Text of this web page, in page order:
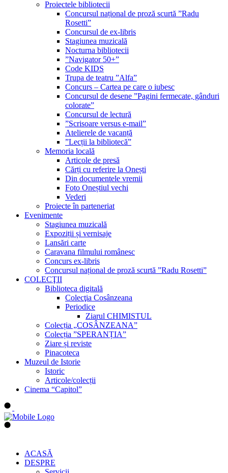
Proiectele bibliotecii
Concursul național de proză scurtă ”Radu
Rosetti”
Concursul de ex-libris
Stagiunea muzicală
Nocturna bibliotecii
”Navigator 50+”
Code KIDS
Trupa de teatru ”Alfa”
Concurs – Cartea pe care o iubesc
Concursul de desene ”Pagini fermecate, gânduri
colorate”
Concursul de lectură
”Scrisoare versus e-mail”
Atelierele de vacanță
”Lecții la bibliotecă”
Memoria locală
Articole de presă
Cărți cu referire la Onești
Din documentele vremii
Foto Oneștiul vechi
Vederi
Proiecte în parteneriat
Evenimente
Stagiunea muzicală
Expoziții și vernisaje
Lansări carte
Caravana filmului românesc
Concurs ex-libris
Concursul național de proză scurtă ”Radu Rosetti”
COLECŢII
Biblioteca digitală
Colecţia Cosânzeana
Periodice
Ziarul CHIMISTUL
Colecția „COSÂNZEANA”
Colecția ”SPERANȚIA”
Ziare și reviste
Pinacoteca
Muzeul de Istorie
Istoric
Articole/colecții
Cinema “Capitol”
ACASĂ
DESPRE